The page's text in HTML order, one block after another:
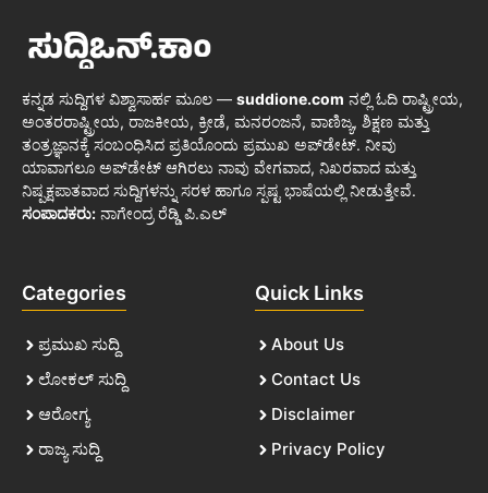
ಕನ್ನಡ ಸುದ್ದಿಗಳ ವಿಶ್ವಾಸಾರ್ಹ ಮೂಲ — suddione.com ನಲ್ಲಿ ಓದಿ ರಾಷ್ಟ್ರೀಯ,
ಅಂತರರಾಷ್ಟ್ರೀಯ, ರಾಜಕೀಯ, ಕ್ರೀಡೆ, ಮನರಂಜನೆ, ವಾಣಿಜ್ಯ, ಶಿಕ್ಷಣ ಮತ್ತು
ತಂತ್ರಜ್ಞಾನಕ್ಕೆ ಸಂಬಂಧಿಸಿದ ಪ್ರತಿಯೊಂದು ಪ್ರಮುಖ ಅಪ್‌ಡೇಟ್. ನೀವು
ಯಾವಾಗಲೂ ಅಪ್‌ಡೇಟ್ ಆಗಿರಲು ನಾವು ವೇಗವಾದ, ನಿಖರವಾದ ಮತ್ತು
ನಿಷ್ಪಕ್ಷಪಾತವಾದ ಸುದ್ದಿಗಳನ್ನು ಸರಳ ಹಾಗೂ ಸ್ಪಷ್ಟ ಭಾಷೆಯಲ್ಲಿ ನೀಡುತ್ತೇವೆ.
ಸಂಪಾದಕರು: ನಾಗೇಂದ್ರ ರೆಡ್ಡಿ ಪಿ.ಎಲ್
Categories
ಪ್ರಮುಖ ಸುದ್ದಿ
ಲೋಕಲ್ ಸುದ್ದಿ
ಆರೋಗ್ಯ
ರಾಜ್ಯ ಸುದ್ದಿ
Quick Links
About Us
Contact Us
Disclaimer
Privacy Policy